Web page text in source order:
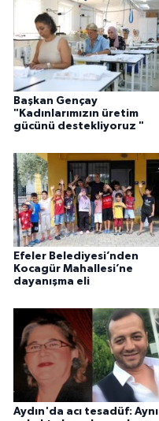
Başkan Gençay
"Kadınlarımızın üretim
gücünü destekliyoruz "
Efeler Belediyesi’nden
Kocagür Mahallesi’ne
dayanışma eli
Aydın'da acı tesadüf: Aynı